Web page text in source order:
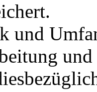
und